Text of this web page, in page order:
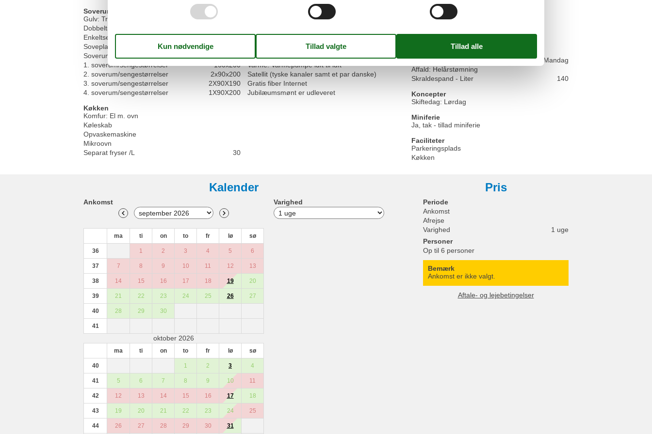
Soverum
Gulv: Træ
Dobbeltsenge
Enkeltsenge
5
Sovepladser
Soverum
3
1. soverum/sengestørrelser
160x200
2. soverum/sengestørrelser
2x90x200
3. soverum/sengestørrelser
2X90X190
4. soverum/sengestørrelser
1X90X200
Køkken
Komfur: El m. ovn
Køleskab
Opvaskemaskine
Mikroovn
Separat fryser /L
30
Renoveret
2005
Tyske tv-programmer
Varme: Elvarme
Varme: Varmepumpe luft til luft
Satellit (tyske kanaler samt et par danske)
Gratis fiber Internet
Jubilæumsmønt er udleveret
Havemøbler
Solvogne
Terrasse: åben
Panoramaudsigt
Affald hentes:
Mandag
Affald: Helårstømning
Skraldespand - Liter
140
Koncepter
Skiftedag: Lørdag
Miniferie
Ja, tak - tillad miniferie
Faciliteter
Parkeringsplads
Køkken
Kalender
Ankomst
ma ti on to fr lø sø
36 1 2 3 4 5 6
37 7 8 9 10 11 12 13
38 14 15 16 17 18 19 20
39 21 22 23 24 25 26 27
40 28 29 30
41
oktober 2026
ma ti on to fr lø sø
40 1 2 3 4
41 5 6 7 8 9 10 11
42 12 13 14 15 16 17 18
43 19 20 21 22 23 24 25
44 26 27 28 29 30 31
Varighed
Pris
Periode
Ankomst
Afrejse
Varighed
1 uge
Personer
Op til 6 personer
Bemærk
Ankomst er ikke valgt.
Aftale- og lejebetingelser